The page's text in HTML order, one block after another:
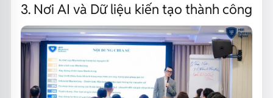
3. Nơi AI và Dữ liệu kiến tạo thành công